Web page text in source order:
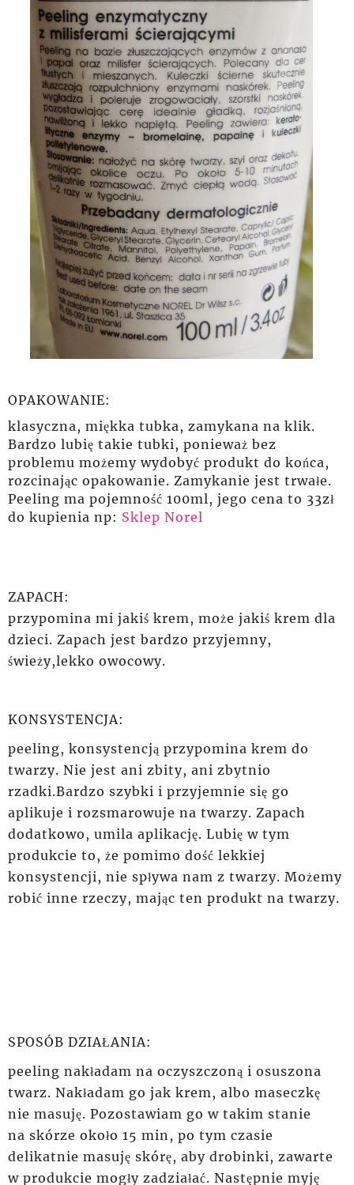
OPAKOWANIE:
klasyczna, miękka tubka, zamykana na klik.
Bardzo lubię takie tubki, ponieważ bez
problemu możemy wydobyć produkt do końca,
rozcinając opakowanie. Zamykanie jest trwałe.
Peeling ma pojemność 100ml, jego cena to 33zł
do kupienia np: Sklep Norel
ZAPACH:
przypomina mi jakiś krem, może jakiś krem dla
dzieci. Zapach jest bardzo przyjemny,
świeży,lekko owocowy.
KONSYSTENCJA:
peeling, konsystencją przypomina krem do
twarzy. Nie jest ani zbity, ani zbytnio
rzadki.Bardzo szybki i przyjemnie się go
aplikuje i rozsmarowuje na twarzy. Zapach
dodatkowo, umila aplikację. Lubię w tym
produkcie to, że pomimo dość lekkiej
konsystencji, nie spływa nam z twarzy. Możemy
robić inne rzeczy, mając ten produkt na twarzy.
SPOSÓB DZIAŁANIA:
peeling nakładam na oczyszczoną i osuszona
twarz. Nakładam go jak krem, albo maseczkę
nie masuję. Pozostawiam go w takim stanie
na skórze około 15 min, po tym czasie
delikatnie masuję skórę, aby drobinki, zawarte
w produkcie mogły zadziałać. Następnie myję